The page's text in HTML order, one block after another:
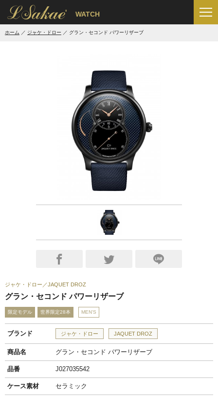
' WATCH
ホーム ジャケ・ドロー グラン・セコンド パワーリザーブ
ジャケ・ドロー JAQUET DROZ
グラン・セコンド パワーリザーブ
限定モデル 世界限定28本 MEN'S
ブランド ジャケ・ドロー JAQUET DROZ
商品名 グラン・セコンド パワーリザーブ
品番 J027035542
ケース素材 セラミック